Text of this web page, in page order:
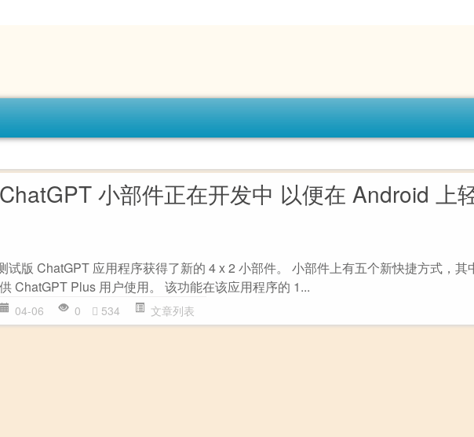
小部件正在开发中 以便在 Android 上
试版 ChatGPT 应用程序获得了新的 4 x 2 小部件。 小部件上有五个新快捷方式，其
ChatGPT Plus 用户使用。 该功能在该应用程序的 1...
04-06 0 534 文章列表